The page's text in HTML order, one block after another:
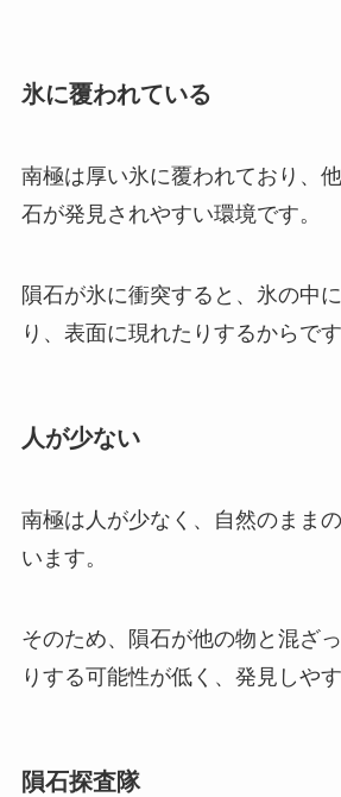
氷に覆われている
南極は厚い氷に覆われており、
石が発見されやすい環境です。
隕石が氷に衝突すると、氷の中
り、表面に現れたりするからです
人が少ない
南極は人が少なく、自然のまま
います。
そのため、隕石が他の物と混ざ
りする可能性が低く、発見しやす
隕石探査隊